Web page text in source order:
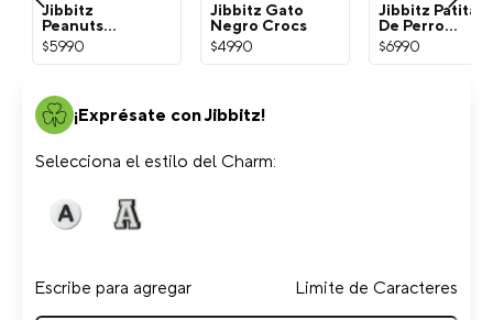
Jibbitz
Peanuts
Snoopy
Blanco Crocs
$5990
Jibbitz Gato
Negro Crocs
$4990
Jibbitz Patita
De Perro
Dorada Crocs
$6990
¡Exprésate con Jibbitz!
Selecciona el estilo del Charm:
Escribe para agregar Limite de Caracteres